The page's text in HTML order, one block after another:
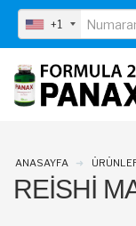
ANASAYFA
REISHI
+1